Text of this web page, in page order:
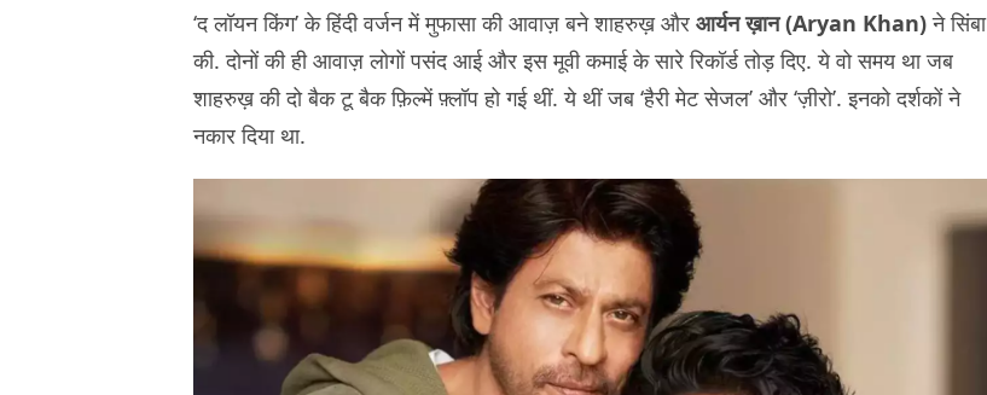
‘द लॉयन किंग’ के हिंदी वर्जन में मुफासा की आवाज़ बने शाहरुख़ और आर्यन ख़ान (Aryan Khan)ने सिंबा
की. दोनों की ही आवाज़ लोगों पसंद आई और इस मूवी कमाई के सारे रिकॉर्ड तोड़ दिए. ये वो समय था जब
शाहरुख़ की दो बैक टू बैक फ़िल्में फ़्लॉप हो गई थीं. ये थीं जब ‘हैरी मेट सेजल’ और ‘ज़ीरो’. इनको दर्शकों ने
नकार दिया था.